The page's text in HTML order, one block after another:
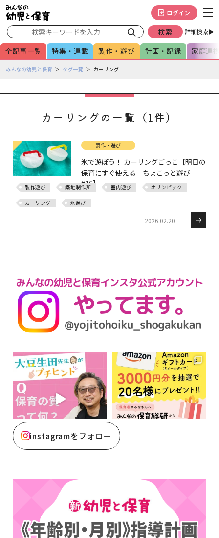
詳細検索▶
ログイン
全記事一覧 特集・連載 製作・遊び 計画・記録 家庭連
ペみんなの幼児と保育 タグ一覧 カーリング
カーリングの一覧（1件）
製作・遊び
氷で遊ぼう！ カーリングごっこ【明日の
保育にすぐ使える ちょこっと遊び
#16】
製作遊び 築地制作所 室内遊び オリンピック
カーリング 氷遊び
2026.02.20
instagramをフォロー